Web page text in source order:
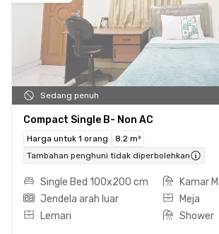
Sedang penuh
Compact Single B- Non AC
Harga untuk 1 orang
8.2 m²
Tambahan penghuni tidak diperbolehkan
Single Bed 100x200 cm
Kamar
Jendela arah luar
Meja
Lemari
Shower